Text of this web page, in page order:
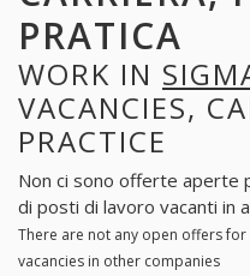
PRATICA
WORK IN
VACANCIES,
PRACTICE
Non ci sono offerte aperte
di posti di lavoro vacanti in
There are not any open offers for
vacancies in other companies